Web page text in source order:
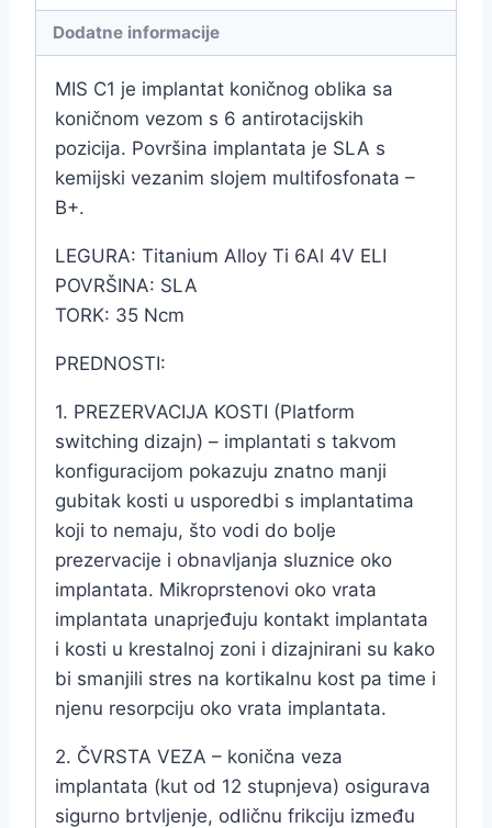
Dodatne informacije
MIS C1 je implantat koničnog oblika sa
koničnom vezom s 6 antirotacijskih
pozicija. Površina implantata je SLA s
kemijski vezanim slojem multifosfonata –
B+.
LEGURA: Titanium Alloy Ti 6Al 4V ELI
POVRŠINA: SLA
TORK: 35 Ncm
PREDNOSTI:
1. PREZERVACIJA KOSTI (Platform
switching dizajn) – implantati s takvom
konfiguracijom pokazuju znatno manji
gubitak kosti u usporedbi s implantatima
koji to nemaju, što vodi do bolje
prezervacije i obnavljanja sluznice oko
implantata. Mikroprstenovi oko vrata
implantata unaprjeđuju kontakt implantata
i kosti u krestalnoj zoni i dizajnirani su kako
bi smanjili stres na kortikalnu kost pa time i
njenu resorpciju oko vrata implantata.
2. ČVRSTA VEZA – konična veza
implantata (kut od 12 stupnjeva) osigurava
sigurno brtvljenje, odličnu frikciju između